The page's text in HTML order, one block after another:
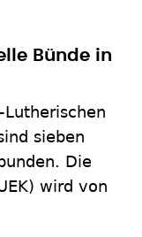
Bünde in
sieben
Die
wird von